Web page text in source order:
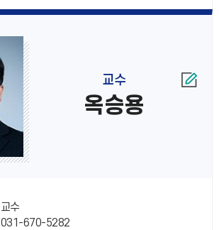
교수
옥승용
교수
031-670-5282